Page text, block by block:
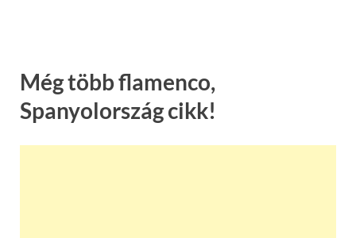
Még több flamenco,
Spanyolország cikk!